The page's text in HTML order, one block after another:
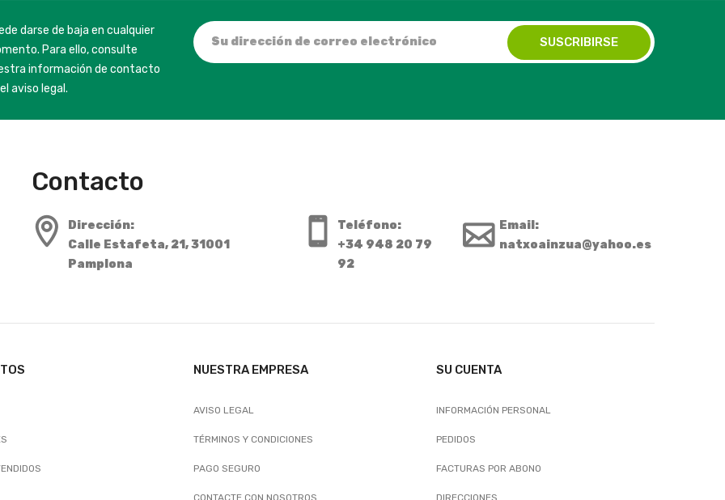
darse de baja en cualquier
Para ello, consulte
información de contacto
aviso legal.
Contacto
Dirección:
Calle Estafeta, 21, 31001
Pamplona
Teléfono:
+34 948 20 79
92
Email:
natxoainzua@yahoo.es
NUESTRA EMPRESA
AVISO LEGAL
TÉRMINOS Y CONDICIONES
PAGO SEGURO
CONTACTE CON NOSOTROS
SU CUENTA
INFORMACIÓN PERSONAL
PEDIDOS
FACTURAS POR ABONO
DIRECCIONES